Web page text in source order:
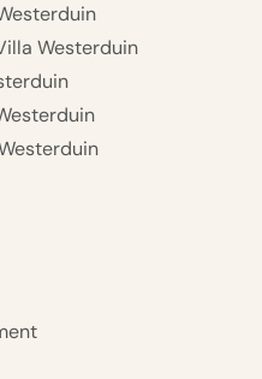
Westerduin